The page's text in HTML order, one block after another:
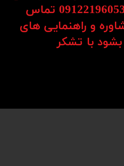
و راهنمایی های
بشود با تشکر​​​​​​​